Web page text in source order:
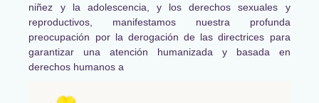
niñez y la adolescencia, y los derechos sexuales y
reproductivos, manifestamos nuestra profunda
preocupación por la derogación de las directrices para
garantizar una atención humanizada y basada en
derechos humanos a